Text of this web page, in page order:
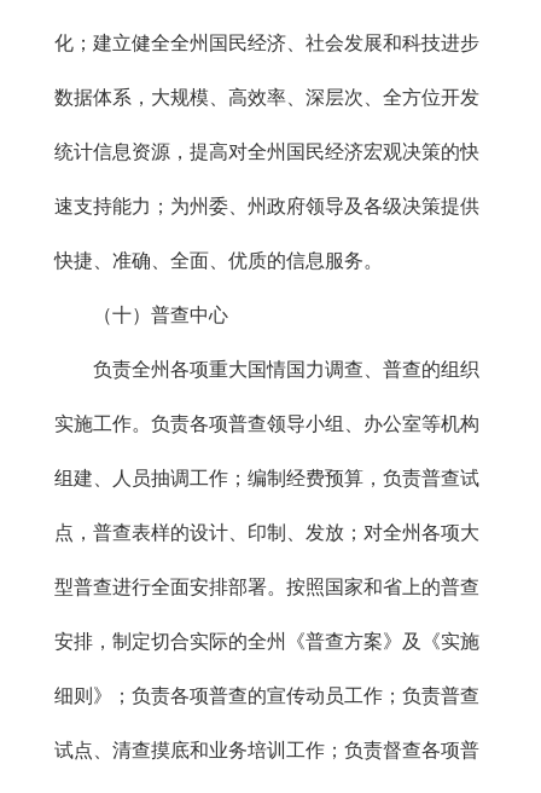
化；建立健全全州国民经济、社会发展和科技进步
数据体系，大规模、高效率、深层次、全方位开发
统计信息资源，提高对全州国民经济宏观决策的快
速支持能力；为州委、州政府领导及各级决策提供
快捷、准确、全面、优质的信息服务。
（十）普查中心
负责全州各项重大国情国力调查、普查的组织
实施工作。负责各项普查领导小组、办公室等机构
组建、人员抽调工作；编制经费预算，负责普查试
点，普查表样的设计、印制、发放；对全州各项大
型普查进行全面安排部署。按照国家和省上的普查
安排，制定切合实际的全州《普查方案》及《实施
细则》；负责各项普查的宣传动员工作；负责普查
试点、清查摸底和业务培训工作；负责督查各项普